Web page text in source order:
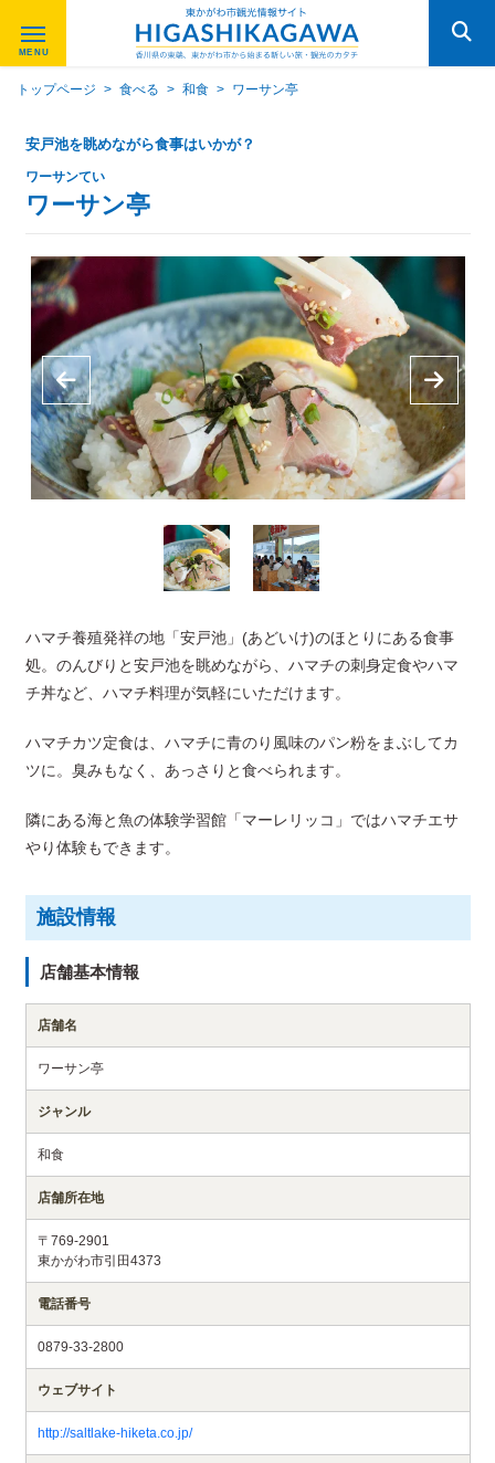
トップページ > 食べる > 和食 > ワーサン亭
安戸池を眺めながら食事はいかが？
ワーサンてい
ワーサン亭
ハマチ養殖発祥の地「安戸池」(あどいけ)のほとりにある食事
処。のんびりと安戸池を眺めながら、ハマチの刺身定食やハマ
チ丼など、ハマチ料理が気軽にいただけます。
ハマチカツ定食は、ハマチに青のり風味のパン粉をまぶしてカ
ツに。臭みもなく、あっさりと食べられます。
隣にある海と魚の体験学習館「マーレリッコ」ではハマチエサ
やり体験もできます。
施設情報
店舗基本情報
店舗名
ワーサン亭
ジャンル
和食
店舗所在地
〒769-2901
東かがわ市引田4373
電話番号
0879-33-2800
ウェブサイト
http://saltlake-hiketa.co.jp/